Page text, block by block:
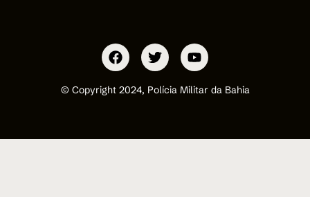
© Copyright 2024, Polícia Militar da Bahia